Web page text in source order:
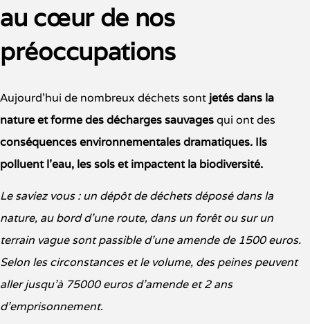
au cœur de nos
préoccupations
Aujourd’hui de nombreux déchets sont jetés dans la
nature et forme des décharges sauvagesqui ont des
conséquences environnementales dramatiques. Ils
polluent l’eau, les sols et impactent la biodiversité.
Le saviez vous : un dépôt de déchets déposé dans la
nature, au bord d’une route, dans un forêt ou sur un
terrain vague sont passible d’une amende de 1500 euros.
Selon les circonstances et le volume, des peines peuvent
aller jusqu’à 75000 euros d’amende et 2 ans
d’emprisonnement.